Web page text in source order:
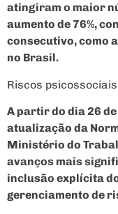
atingiram o maior
aumento de 76%,
consecutivo, como
no Brasil.
Riscos psicossociais
A partir do dia 26
atualização da
Ministério do
avanços mais
inclusão explícita
gerenciamento de